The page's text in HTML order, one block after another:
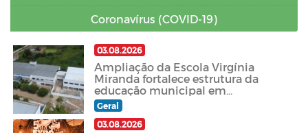
Coronavírus (COVID-19)
03.08.2026
Ampliação da Escola Virgínia
Miranda fortalece estrutura da
educação municipal em
Queimadas
Geral
03.08.2026